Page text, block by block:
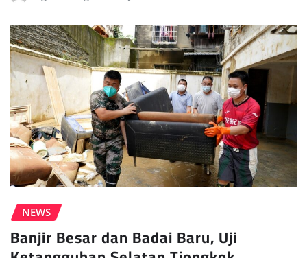
NEWS
Banjir Besar dan Badai Baru, Uji